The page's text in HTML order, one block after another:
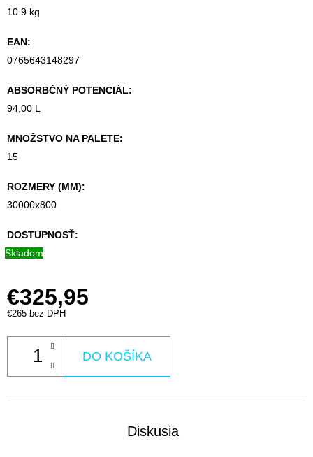
10.9 kg
EAN:
0765643148297
ABSORBČNÝ POTENCIÁL:
94,00 L
MNOŽSTVO NA PALETE:
15
ROZMERY (MM):
30000x800
DOSTUPNOSŤ:
Skladom
€325,95
€265 bez DPH
DO KOŠÍKA
Diskusia